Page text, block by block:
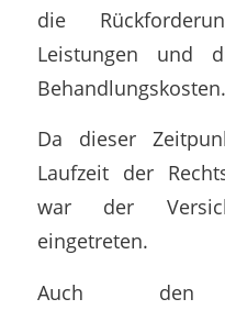
die
Leistungen und
Behandlungskosten.
Da dieser
Laufzeit der
war der
eingetreten.
Auch den